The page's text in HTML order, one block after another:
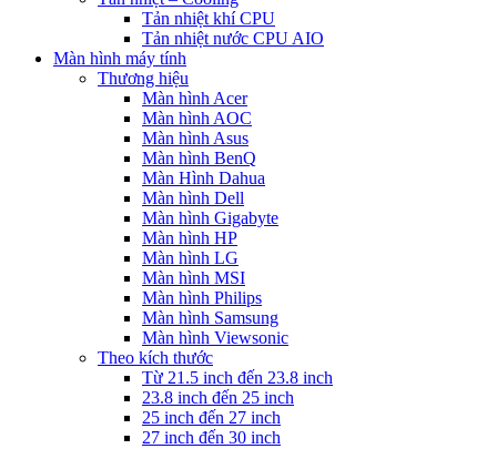
Tản nhiệt khí CPU
Tản nhiệt nước CPU AIO
Màn hình máy tính
Thương hiệu
Màn hình Acer
Màn hình AOC
Màn hình Asus
Màn hình BenQ
Màn Hình Dahua
Màn hình Dell
Màn hình Gigabyte
Màn hình HP
Màn hình LG
Màn hình MSI
Màn hình Philips
Màn hình Samsung
Màn hình Viewsonic
Theo kích thước
Từ 21.5 inch đến 23.8 inch
23.8 inch đến 25 inch
25 inch đến 27 inch
27 inch đến 30 inch